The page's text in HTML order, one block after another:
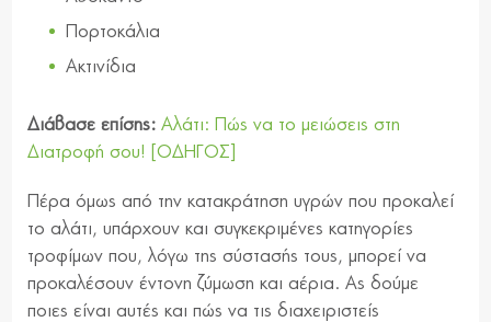
Πορτοκάλια
Ακτινίδια
Διάβασε επίσης: Αλάτι: Πώς να το μειώσεις στη
Διατροφή σου! [ΟΔΗΓΟΣ]
Πέρα όμως από την κατακράτηση υγρών που προκαλεί
το αλάτι, υπάρχουν και συγκεκριμένες κατηγορίες
τροφίμων που, λόγω της σύστασής τους, μπορεί να
προκαλέσουν έντονη ζύμωση και αέρια. Ας δούμε
ποιες είναι αυτές και πώς να τις διαχειριστείς